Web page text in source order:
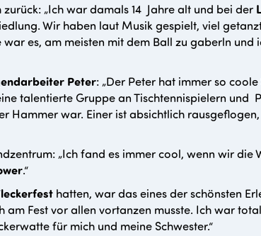
„Ich war damals 14 Jahre alt und bei der
Wir haben laut Musik gespielt, viel
es, am meisten mit dem Ball zu gaberln und
Peter: „Der Peter hat immer so
talentierte Gruppe an Tischtennispielern und
Hammer war. Einer ist absichtlich
„Ich fand es immer cool, wenn wir die
.“
hatten, war das eines der schönsten
Fest vor allen vortanzen musste. Ich war
für mich und meine Schwester.“